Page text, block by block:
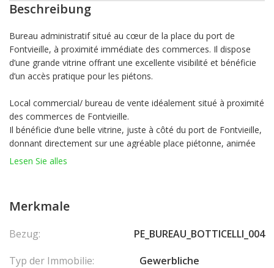
Beschreibung
Bureau administratif situé au cœur de la place du port de
Fontvieille, à proximité immédiate des commerces. Il dispose
d’une grande vitrine offrant une excellente visibilité et bénéficie
d’un accès pratique pour les piétons.
Local commercial/ bureau de vente idéalement situé à proximité
des commerces de Fontvieille.
Il bénéficie d’une belle vitrine, juste à côté du port de Fontvieille,
donnant directement sur une agréable place piétonne, animée
par la vie du quartier.
Lesen Sie alles
Merkmale
Bezug:
PE_BUREAU_BOTTICELLI_004
Typ der Immobilie:
Gewerbliche